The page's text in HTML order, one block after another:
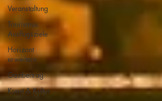
Veranstaltung
Tourismus
Ausflugsziele
Horizont
erweitern
Gastbeitrag
Kunst & Kultur